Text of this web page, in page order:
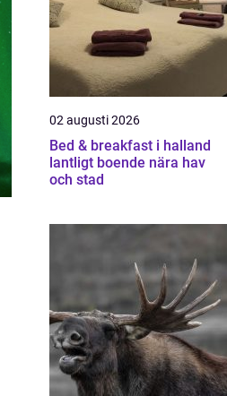
02 augusti 2026
Bed & breakfast i halland
lantligt boende nära hav
och stad